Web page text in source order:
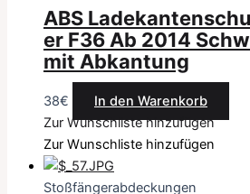
ABS
er F36 Ab 2014
mit Abkantung
38€
In den Warenkorb
Zur Wunschliste hinzufügen
Zur Wunschliste hinzufügen
Stoßfängerabdeckungen